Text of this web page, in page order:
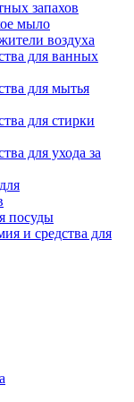
запахов
мыло
воздуха
для ванных
для мытья
для стирки
для ухода за
посуды
и средства для